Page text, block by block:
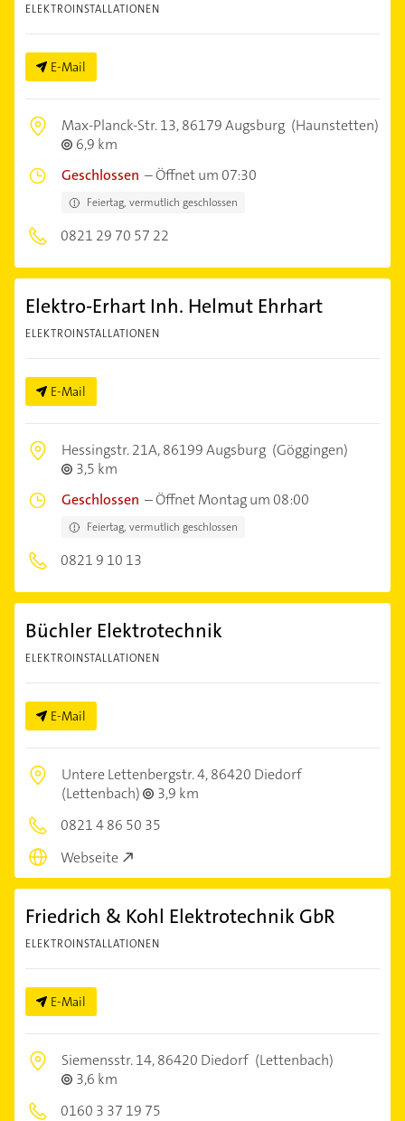
ELEKTROINSTALLATIONEN
E-Mail
Max-Planck-Str. 13,86179 Augsburg (Haunstetten)
6,9 km
Geschlossen –Öffnet um 07:30
Feiertag, vermutlich geschlossen
0821 29 70 57 22
Elektro-Erhart Inh. Helmut Ehrhart
ELEKTROINSTALLATIONEN
E-Mail
Hessingstr. 21A,86199 Augsburg (Göggingen)
3,5 km
Geschlossen –Öffnet Montag um 08:00
Feiertag, vermutlich geschlossen
0821 9 10 13
Büchler Elektrotechnik
ELEKTROINSTALLATIONEN
E-Mail
Untere Lettenbergstr. 4,86420 Diedorf
(Lettenbach)
3,9 km
0821 4 86 50 35
Webseite
Friedrich & Kohl Elektrotechnik GbR
ELEKTROINSTALLATIONEN
E-Mail
Siemensstr. 14,86420 Diedorf (Lettenbach)
3,6 km
0160 3 37 19 75